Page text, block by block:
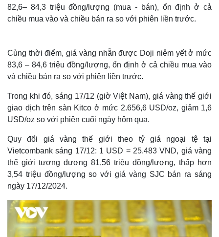
82,6– 84,3 triệu đồng/lượng (mua - bán), ổn định ở cả
chiều mua vào và chiều bán ra so với phiên liền trước.
Cùng thời điểm, giá vàng nhẫn được Doji niêm yết ở mức
83,6 – 84,6 triệu đồng/lượng, ổn định ở cả chiều mua vào
và chiều bán ra so với phiên liền trước.
Trong khi đó, sáng 17/12 (giờ Việt Nam), giá vàng thế giới
giao dịch trên sàn Kitco ở mức 2.656,6 USD/oz, giảm 1,6
USD/oz so với phiên cuối ngày hôm qua.
Quy đổi giá vàng thế giới theo tỷ giá ngoại tệ tại
Vietcombank sáng 17/12: 1 USD = 25.483 VND, giá vàng
thế giới tương đương 81,56 triệu đồng/lượng, thấp hơn
3,54 triệu đồng/lượng so với giá vàng SJC bán ra sáng
ngày 17/12/2024.